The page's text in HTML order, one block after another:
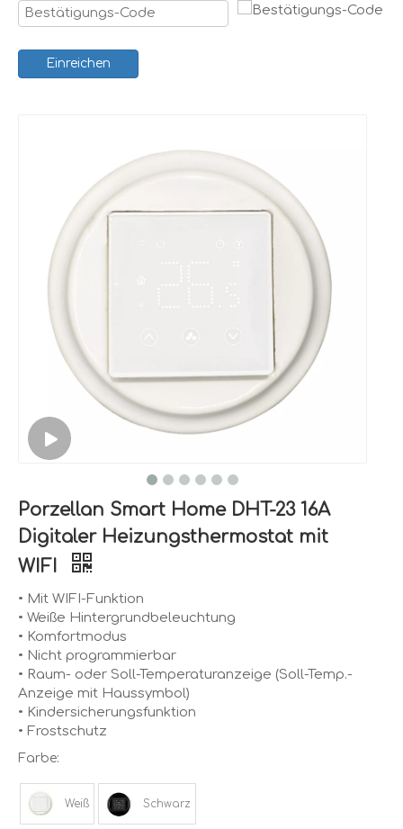
Einreichen
Porzellan Smart Home DHT-23 16A
Digitaler Heizungsthermostat mit
WIFI
• Mit WIFI-Funktion
• Weiße Hintergrundbeleuchtung
• Komfortmodus
• Nicht programmierbar
• Raum- oder Soll-Temperaturanzeige (Soll-Temp.-
Anzeige mit Haussymbol)
• Kindersicherungsfunktion
• Frostschutz
Farbe:
Weiß Schwarz